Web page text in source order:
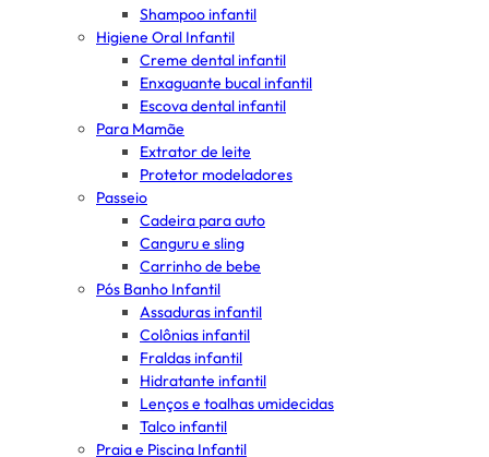
Shampoo infantil
Higiene Oral Infantil
Creme dental infantil
Enxaguante bucal infantil
Escova dental infantil
Para Mamãe
Extrator de leite
Protetor modeladores
Passeio
Cadeira para auto
Canguru e sling
Carrinho de bebe
Pós Banho Infantil
Assaduras infantil
Colônias infantil
Fraldas infantil
Hidratante infantil
Lenços e toalhas umidecidas
Talco infantil
Praia e Piscina Infantil